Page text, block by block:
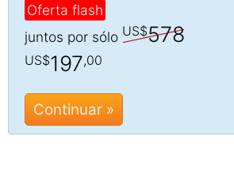
Oferta flash
juntos por sólo US$578
US$197,00
Continuar »